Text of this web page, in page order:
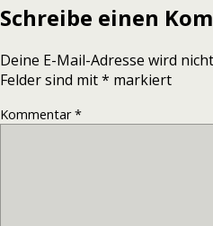
Schreibe einen
Deine E-Mail-Adresse wird
Felder sind mit* markiert
Kommentar*